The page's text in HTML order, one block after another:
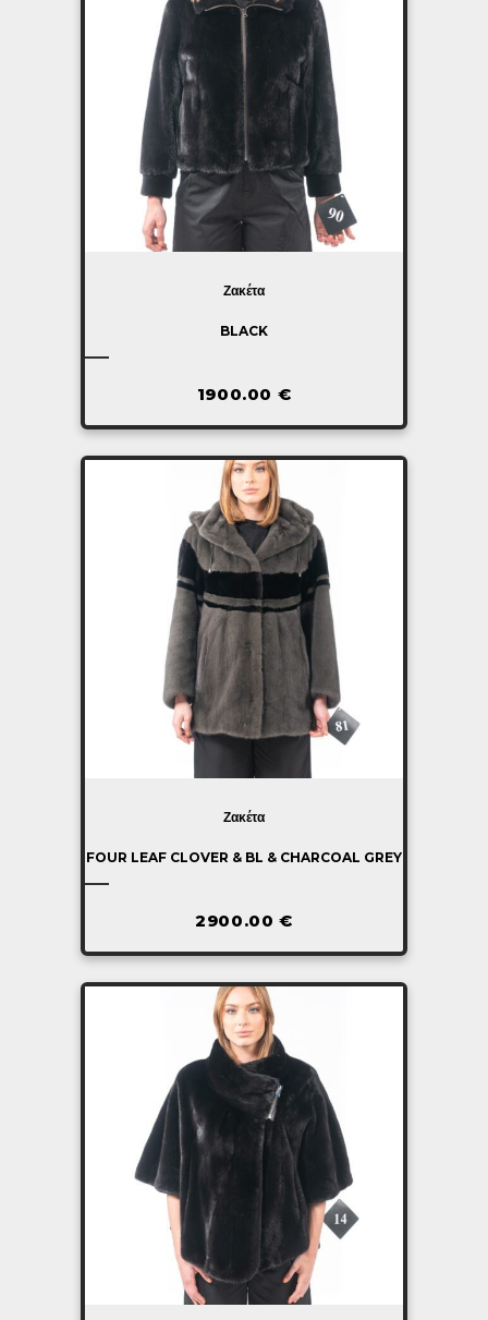
Ζακέτα
BLACK
1900.00 €
Ζακέτα
FOUR LEAF CLOVER & BL & CHARCOAL GREY
2900.00€